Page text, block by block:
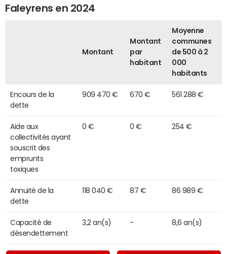
Faleyrens en 2024
Montant
Montant
par
habitant
Moyenne
communes
de 500 à 2
000
habitants
Encours de la
dette
909 470 € 670 € 561 288 €
Aide aux
collectivités ayant
souscrit des
emprunts
toxiques
0 € 0 € 254 €
Annuité de la
dette
118 040 € 87 € 86 989 €
Capacité de
désendettement
3,2 an(s) - 8,6 an(s)